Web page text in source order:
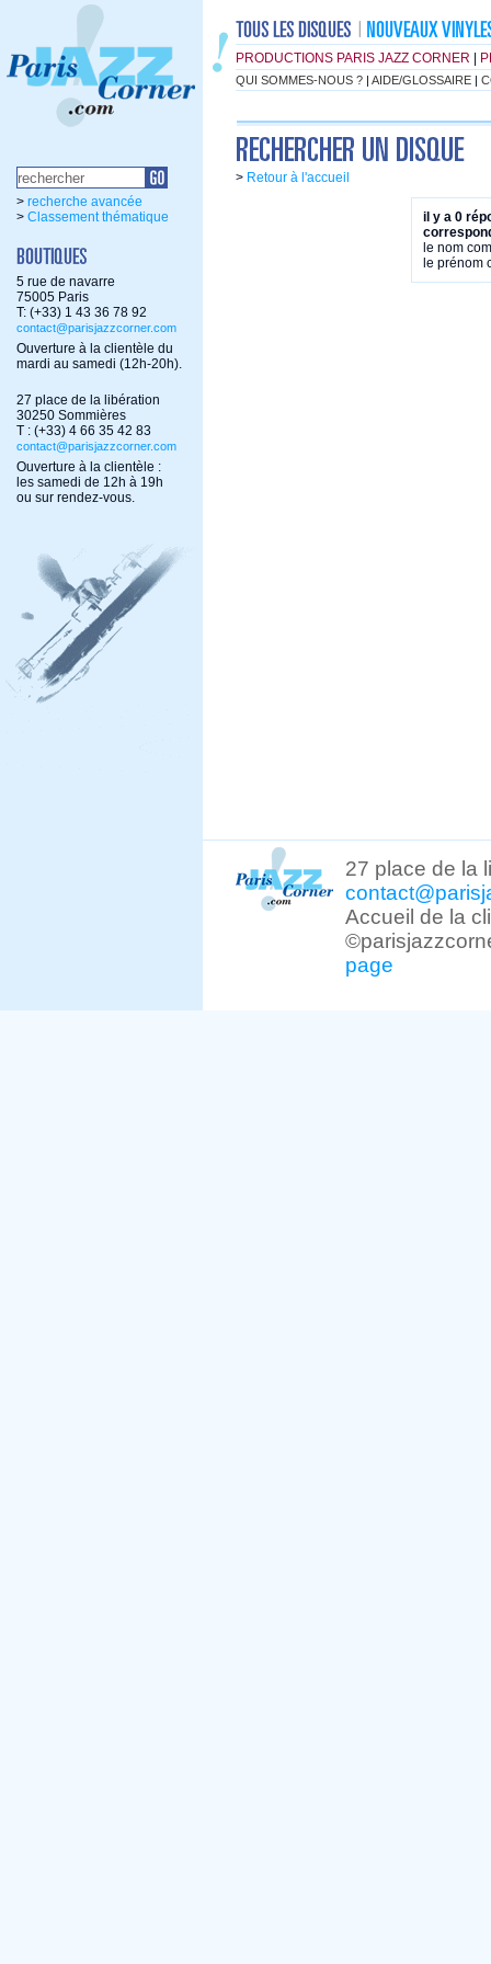
PRODUCTIONS PARIS JAZZ CORNER
QUI SOMMES-NOUS ? | AIDE/GLOSSAIRE |
> recherche avancée
> Classement thématique
5 rue de navarre
75005 Paris
T: (+33) 1 43 36 78 92
contact@parisjazzcorner.com
Ouverture à la clientèle du
mardi au samedi (12h-20h).
27 place de la libération
30250 Sommières
T : (+33) 4 66 35 42 83
contact@parisjazzcorner.com
Ouverture à la clientèle :
les samedi de 12h à 19h
ou sur rendez-vous.
> Retour à l'accueil
il y a 0
le nom
le prénom
27 place de la
Accueil de la
page